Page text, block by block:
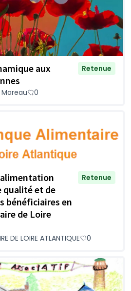
aux
Retenue
0
qualité et de
bénéficiaires en
de Loire
Retenue
DE LOIRE ATLANTIQUE 0